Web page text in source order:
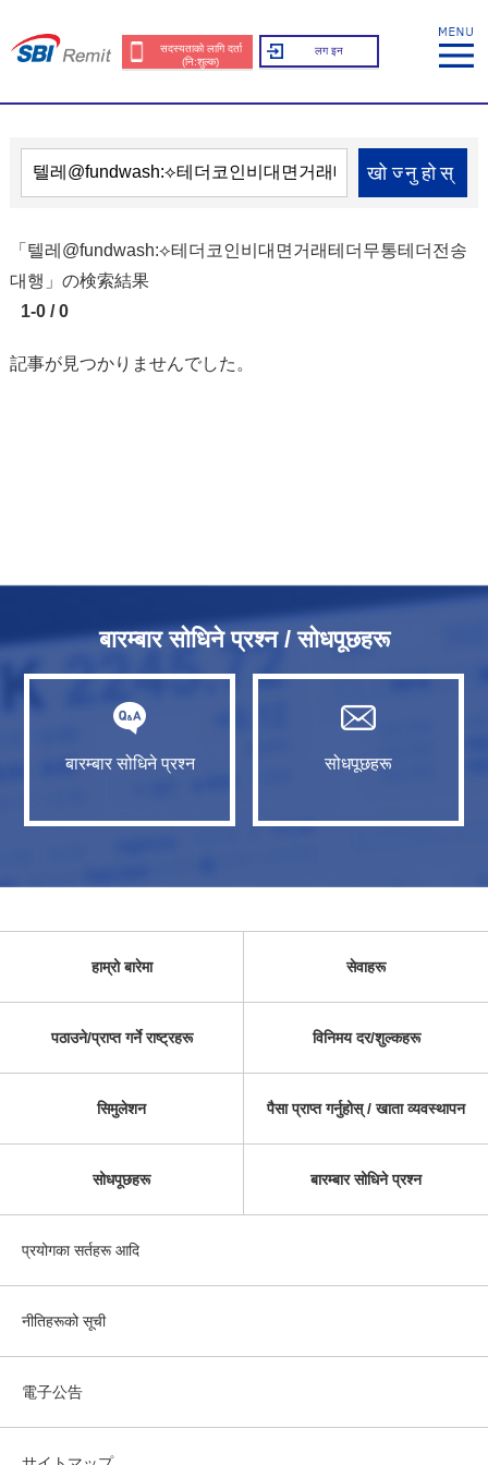
सदस्यताको लागि दर्ता
(नि:शुल्क)
लग इन
खोज्नुहोस्
「텔레@fundwash:⟡테더코인비대면거래테더무통테더전송
대행」の検索結果
1-0 / 0
記事が見つかりませんでした。
बारम्बार सोधिने प्रश्न / सोधपूछहरू
बारम्बार सोधिने प्रश्न सोधपूछहरू
हाम्रो बारेमा सेवाहरू
पठाउने/प्राप्त गर्ने राष्ट्रहरू विनिमय दर/शुल्कहरू
सिमुलेशन पैसा प्राप्त गर्नुहोस् / खाता व्यवस्थापन
सोधपूछहरू बारम्बार सोधिने प्रश्न
प्रयोगका सर्तहरू आदि
नीतिहरूको सूची
電子公告